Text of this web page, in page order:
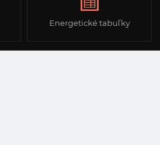
Energetické tabuľky